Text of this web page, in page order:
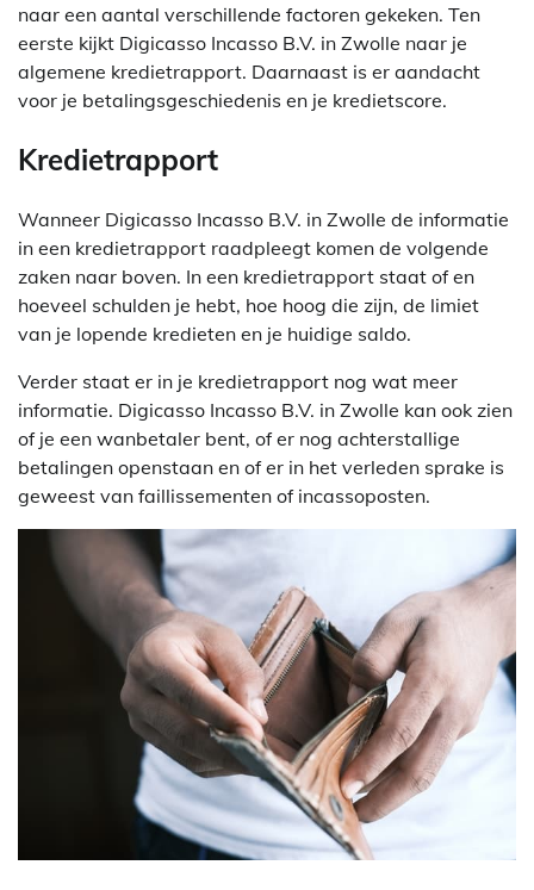
naar een aantal verschillende factoren gekeken. Ten
eerste kijkt Digicasso Incasso B.V. in Zwolle naar je
algemene kredietrapport. Daarnaast is er aandacht
voor je betalingsgeschiedenis en je kredietscore.
Kredietrapport
Wanneer Digicasso Incasso B.V. in Zwolle de informatie
in een kredietrapport raadpleegt komen de volgende
zaken naar boven. In een kredietrapport staat of en
hoeveel schulden je hebt, hoe hoog die zijn, de limiet
van je lopende kredieten en je huidige saldo.
Verder staat er in je kredietrapport nog wat meer
informatie. Digicasso Incasso B.V. in Zwolle kan ook zien
of je een wanbetaler bent, of er nog achterstallige
betalingen openstaan en of er in het verleden sprake is
geweest van faillissementen of incassoposten.